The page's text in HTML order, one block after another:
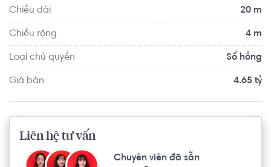
Chiều dài 20 m
Chiều rộng 4 m
Loại chủ quyền Sổ hồng
Giá bán 4.65 tỷ
Liên hệ tư vấn
Chuyên viên đã sẵn